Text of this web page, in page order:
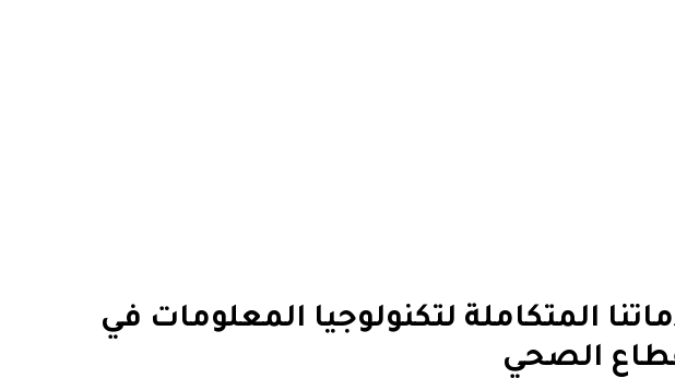
المتكاملة لتكنولوجيا المعلومات في
الصحي